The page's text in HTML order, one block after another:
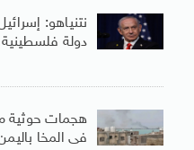
نتنياهو:
دولة فلسطينية
هجمات حوثية
فى المخا